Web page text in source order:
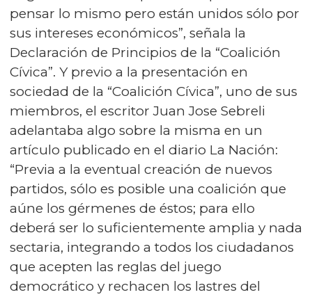
pensar lo mismo pero están unidos sólo por
sus intereses económicos”, señala la
Declaración de Principios de la “Coalición
Cívica”. Y previo a la presentación en
sociedad de la “Coalición Cívica”, uno de sus
miembros, el escritor Juan Jose Sebreli
adelantaba algo sobre la misma en un
artículo publicado en el diario La Nación:
“Previa a la eventual creación de nuevos
partidos, sólo es posible una coalición que
aúne los gérmenes de éstos; para ello
deberá ser lo suficientemente amplia y nada
sectaria, integrando a todos los ciudadanos
que acepten las reglas del juego
democrático y rechacen los lastres del